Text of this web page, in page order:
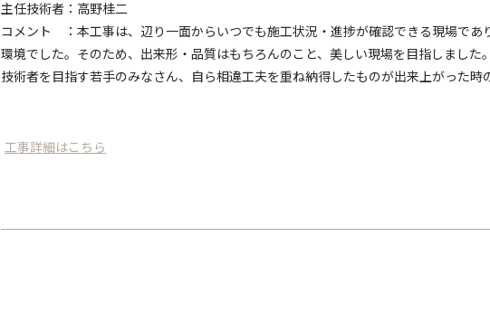
主任技術者：高野桂二
コメント ：本工事は、辺り一面からいつでも施工状況・進捗が確認できる現場であ
環境でした。そのため、出来形・品質はもちろんのこと、美しい現場を目指しました
技術者を目指す若手のみなさん、自ら相違工夫を重ね納得したものが出来上がった時
工事詳細はこちら